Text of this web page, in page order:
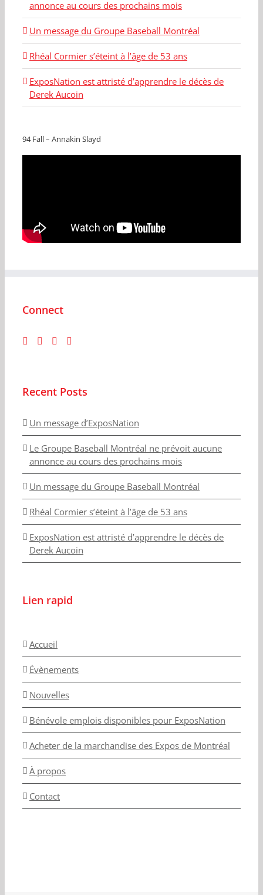
annonce au cours des prochains mois
Un message du Groupe Baseball Montréal
Rhéal Cormier s’éteint à l’âge de 53 ans
ExposNation est attristé d’apprendre le décès de
Derek Aucoin
94 Fall – Annakin Slayd
Connect
Recent Posts
Un message d’ExposNation
Le Groupe Baseball Montréal ne prévoit aucune
annonce au cours des prochains mois
Un message du Groupe Baseball Montréal
Rhéal Cormier s’éteint à l’âge de 53 ans
ExposNation est attristé d’apprendre le décès de
Derek Aucoin
Lien rapid
Accueil
Évènements
Nouvelles
Bénévole emplois disponibles pour ExposNation
Acheter de la marchandise des Expos de Montréal
À propos
Contact